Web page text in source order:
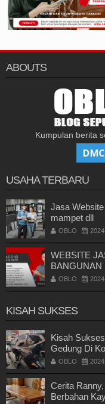
ABOUTS
Kumpulan berita
USAHA TERBARU
Jasa
mampet dll
OBLO
WEBSITE
BANGUNAN
OBLO
KISAH SUKSES
Kisah
Gedung Di
OBLO
Cerita
Berbahan